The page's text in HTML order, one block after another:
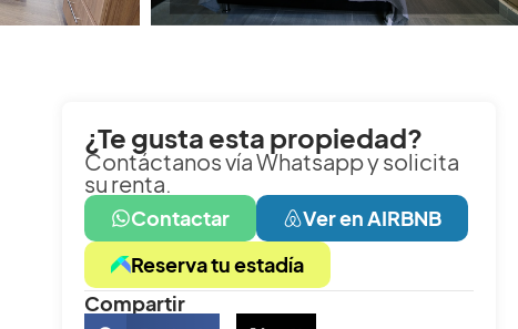
¿Te gusta esta propiedad?
Contáctanos vía Whatsapp y solicita
su renta.
Contactar
Ver en AIRBNB
Reserva tu estadía
Compartir